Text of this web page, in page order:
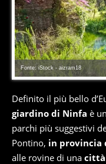
Fonte: iStock - aizram18
Definito il più bello
giardino di Ninfa è
parchi più suggestivi
Pontino, in provincia
alle rovine di una città